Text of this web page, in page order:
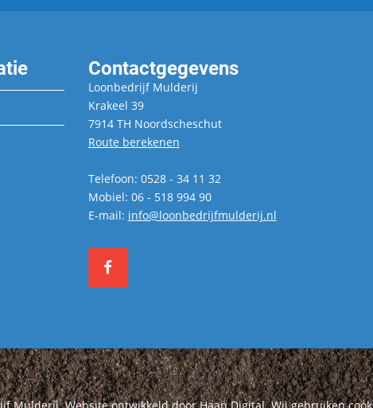
Contactgegevens
Loonbedrijf Mulderij
Krakeel 39
7914 TH Noordscheschut
Route berekenen
Telefoon: 0528 - 34 11 32
Mobiel: 06 - 518 994 90
E-mail: info@loonbedrijfmulderij.nl